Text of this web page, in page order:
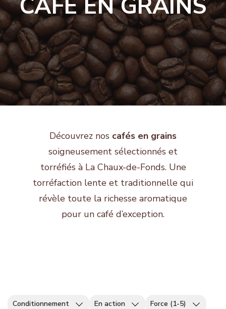
CAFÉ EN GRAINS
Découvrez nos cafés en grains
soigneusement sélectionnés et
torréfiés à La Chaux-de-Fonds. Une
torréfaction lente et traditionnelle qui
révèle toute la richesse aromatique
pour un café d’exception.
Conditionnement En action
Force (1-5)